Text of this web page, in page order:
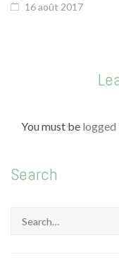
16 août 2017
You must be logged
Search
for: